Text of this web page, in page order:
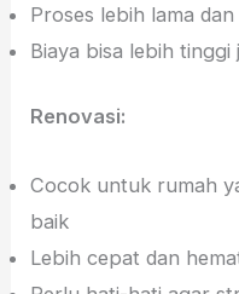
Proses lebih lama
Biaya bisa lebih
Renovasi:
Cocok untuk rumah
baik
Lebih cepat dan